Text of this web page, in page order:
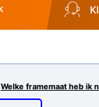
Welke framemaat heb ik